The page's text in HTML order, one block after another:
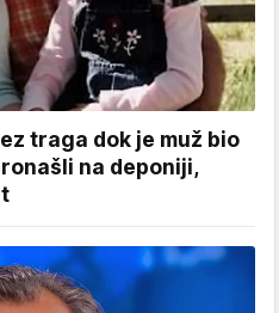
traga dok je muž bio
na deponiji,